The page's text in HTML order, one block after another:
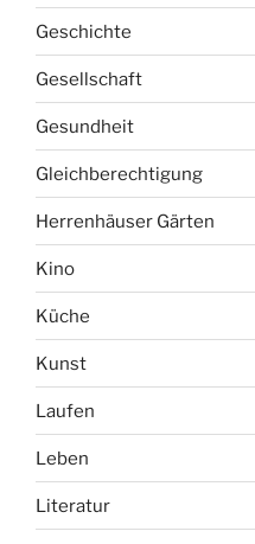
Geschichte
Gesellschaft
Gesundheit
Gleichberechtigung
Herrenhäuser Gärten
Kino
Küche
Kunst
Laufen
Leben
Literatur